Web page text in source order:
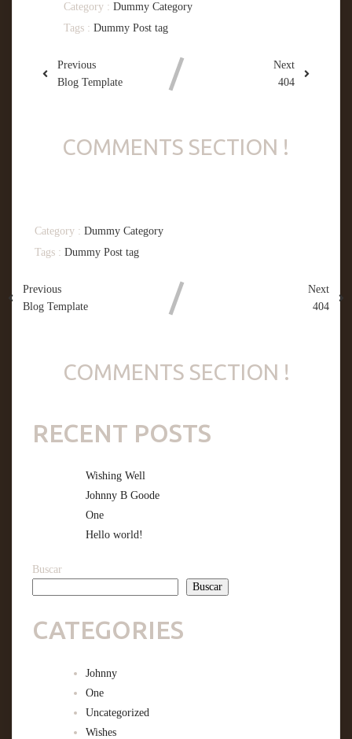
Category : Dummy Category
Tags : Dummy Post tag
Previous
Blog Template
Next
404
COMMENTS SECTION !
Category : Dummy Category
Tags : Dummy Post tag
Previous
Blog Template
Next
404
COMMENTS SECTION !
RECENT POSTS
Wishing Well
Johnny B Goode
One
Hello world!
Buscar
Buscar
CATEGORIES
Johnny
One
Uncategorized
Wishes